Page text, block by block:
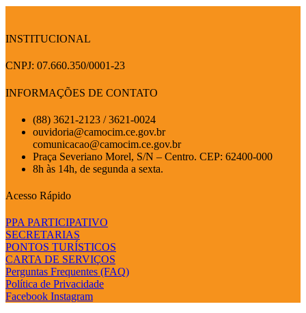
INSTITUCIONAL
CNPJ: 07.660.350/0001-23
INFORMAÇÕES DE CONTATO
(88) 3621-2123 / 3621-0024
ouvidoria@camocim.ce.gov.br
comunicacao@camocim.ce.gov.br
Praça Severiano Morel, S/N – Centro. CEP: 62400-000
8h às 14h, de segunda a sexta.
Acesso Rápido
PPA PARTICIPATIVO
SECRETARIAS
PONTOS TURÍSTICOS
CARTA DE SERVIÇOS
Perguntas Frequentes (FAQ)
Política de Privacidade
Facebook Instagram